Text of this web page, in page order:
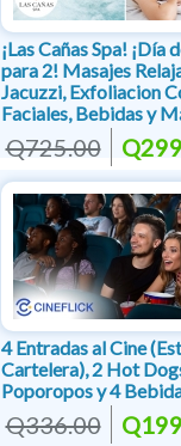
¡Las Cañas Spa! ¡Día
para 2! Masajes
Jacuzzi, Exfoliacion
Faciales, Bebidas y
Q725.00
4 Entradas al Cine
Cartelera), 2 Hot
Poporopos y 4
Q336.00